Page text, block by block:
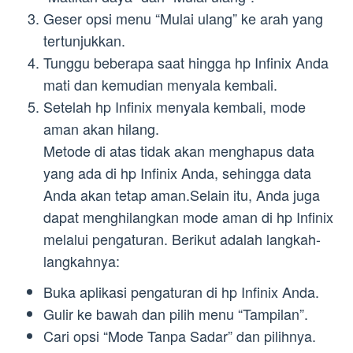
Geser opsi menu “Mulai ulang” ke arah yang
tertunjukkan.
Tunggu beberapa saat hingga hp Infinix Anda
mati dan kemudian menyala kembali.
Setelah hp Infinix menyala kembali, mode
aman akan hilang.
Metode di atas tidak akan menghapus data
yang ada di hp Infinix Anda, sehingga data
Anda akan tetap aman.Selain itu, Anda juga
dapat menghilangkan mode aman di hp Infinix
melalui pengaturan. Berikut adalah langkah-
langkahnya:
Buka aplikasi pengaturan di hp Infinix Anda.
Gulir ke bawah dan pilih menu “Tampilan”.
Cari opsi “Mode Tanpa Sadar” dan pilihnya.